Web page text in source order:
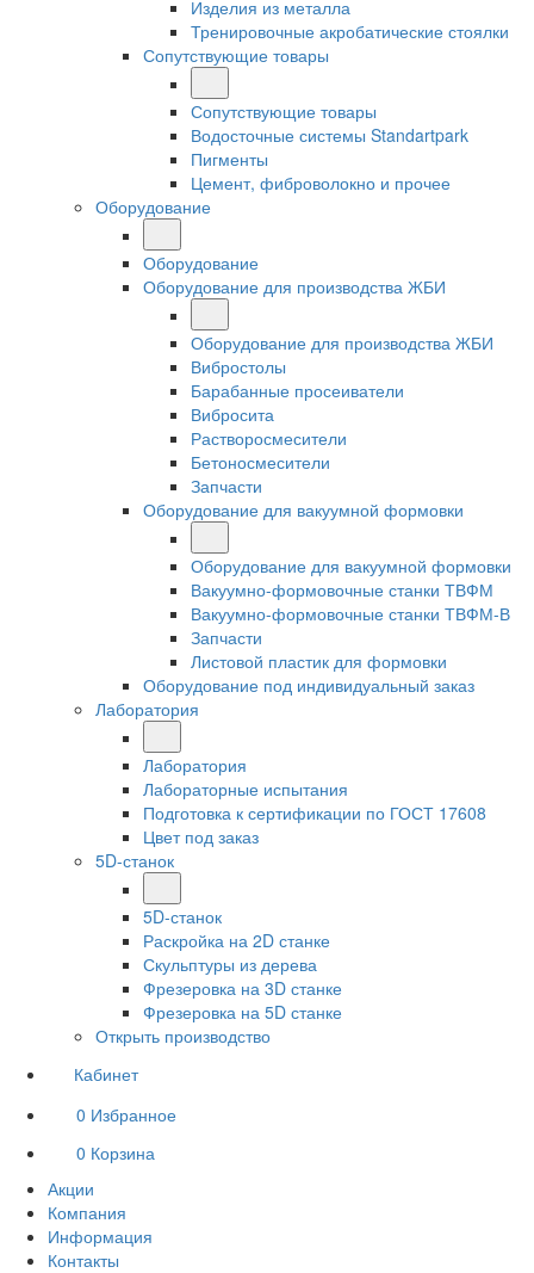
Изделия из металла
Тренировочные акробатические стоялки
Сопутствующие товары
Сопутствующие товары
Водосточные системы Standartpark
Пигменты
Цемент, фиброволокно и прочее
Оборудование
Оборудование
Оборудование для производства ЖБИ
Оборудование для производства ЖБИ
Вибростолы
Барабанные просеиватели
Вибросита
Растворосмесители
Бетоносмесители
Запчасти
Оборудование для вакуумной формовки
Оборудование для вакуумной формовки
Вакуумно-формовочные станки ТВФМ
Вакуумно-формовочные станки ТВФМ-В
Запчасти
Листовой пластик для формовки
Оборудование под индивидуальный заказ
Лаборатория
Лаборатория
Лабораторные испытания
Подготовка к сертификации по ГОСТ 17608
Цвет под заказ
5D-станок
5D-станок
Раскройка на 2D станке
Скульптуры из дерева
Фрезеровка на 3D станке
Фрезеровка на 5D станке
Открыть производство
Кабинет
0 Избранное
0 Корзина
Акции
Компания
Информация
Контакты